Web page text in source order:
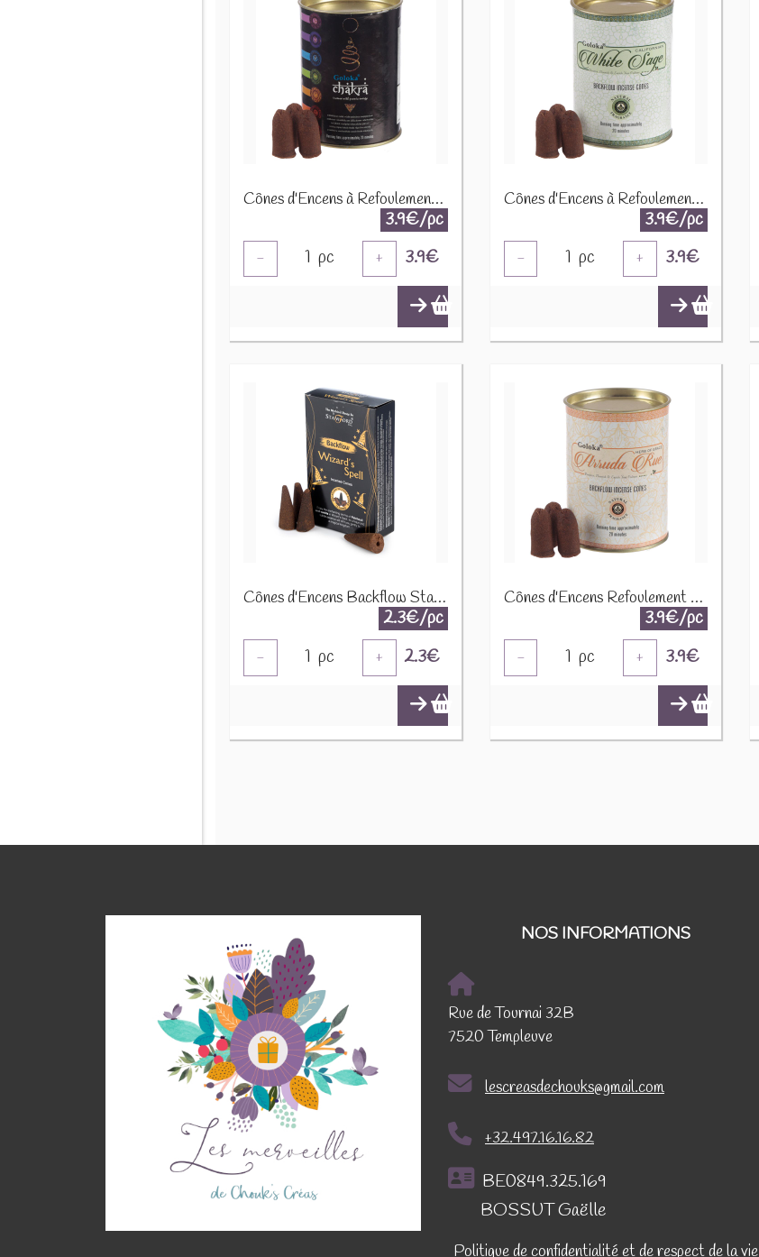
Cônes d'Encens à Refoulement Reflux Backflow Goloka - Chakra INC503
3.9€/pc
- 1 pc + 3.9€
Cônes d'Encens à Refoulement Reflux Backflow Goloka - Sauge Blanche INC500
3.9€/pc
- 1 pc + 3.9€
Cônes d'Encens Backflow Stamford - Sortilège des Sorcières 37486
2.3€/pc
- 1 pc + 2.3€
Cônes d'Encens Refoulement Reflux Backflow Goloka - Herbe de Grâce INC504
3.9€/pc
- 1 pc + 3.9€
NOS INFORMATIONS
Rue de Tournai 32B
7520 Templeuve
lescreasdechouks@gmail.com
+32.497.16.16.82
BE0849.325.169
BOSSUT Gaëlle
Politique de confidentialité et de respect de la vie